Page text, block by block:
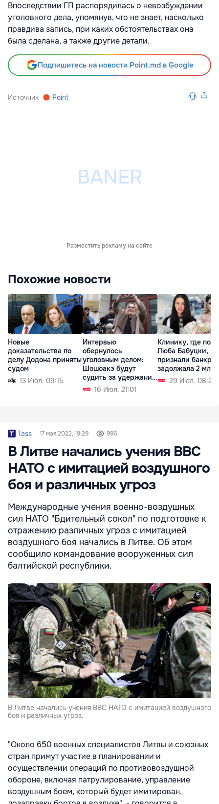
Впоследствии ГП распорядилась о невозбуждении
уголовного дела, упомянув, что не знает, насколько
правдива запись, при каких обстоятельствах она
была сделана, а также другие детали.
Подпишитесь на новости Point.md в Google
Источник Point
Разместить рекламу на сайте
Похожие новости
Новые
доказательства по
делу Додона приняты
судом
13 Июл. 09:15
Интервью
обернулось
уголовным делом:
Шошоакэ будут
судить за удержание
журналистов
16 Июл. 21:01
Клинику, где
Люба Бабуцки,
признали
задолжала 2 млн
29 Июл. 08:21
Tass 17 мая 2022, 19:29 996
В Литве начались учения ВВС
НАТО с имитацией воздушного
боя и различных угроз
Международные учения военно-воздушных
сил НАТО "Бдительный сокол" по подготовке к
отражению различных угроз с имитацией
воздушного боя начались в Литве. Об этом
сообщило командование вооруженных сил
балтийской республики.
В Литве начались учения ВВС НАТО с имитацией воздушного
боя и различных угроз.
"Около 650 военных специалистов Литвы и союзных
стран примут участие в планировании и
осуществлении операций по противовоздушной
обороне, включая патрулирование, управление
воздушным боем, который будет имитирован,